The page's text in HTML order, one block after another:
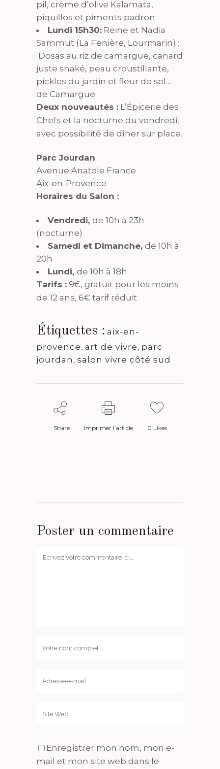
pil, crème d’olive Kalamata,
piquillos et piments padron
Lundi 15h30: Reine et Nadia
Sammut (La Fenière, Lourmarin) :
Dosas au riz de camargue, canard
juste snaké, peau croustillante,
pickles du jardin et fleur de sel…
de Camargue
Deux nouveautés : L’Épicerie des
Chefs et la nocturne du vendredi,
avec possibilité de dîner sur place.
Parc Jourdan
Avenue Anatole France
Aix-en-Provence
Horaires du Salon :
Vendredi, de 10h à 23h
(nocturne)
Samedi et Dimanche, de 10h à
20h
Lundi, de 10h à 18h
Tarifs : 9€, gratuit pour les moins
de 12 ans, 6€ tarif réduit
Étiquettes : aix-en-
provence, art de vivre, parc
jourdan , salon vivre côté sud
Share Imprimer l’article 0 Likes
Poster un commentaire
Enregistrer mon nom, mon e-
mail et mon site web dans le